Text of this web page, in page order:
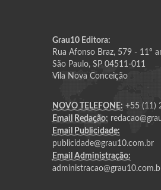
Grau10 Editora:
Rua Afonso Braz, 579 - 11º
São Paulo, SP 04511-011
Vila Nova Conceição
NOVO TELEFONE: +55 (11)
Email Redação:
Email Publicidade:
publicidade@grau10.com.br
Email Administração: